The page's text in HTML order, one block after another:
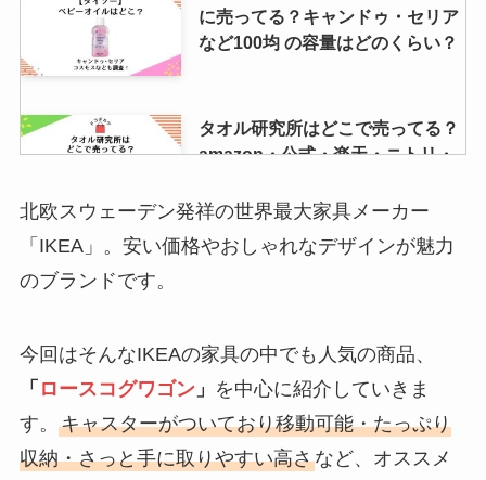
に売ってる？キャンドゥ・セリア
など100均 の容量はどのくらい？
タオル研究所はどこで売ってる？
amazon・公式・楽天・ニトリ・
ウォンカチョコはどこで買える？
販売終了なの？amazonやコスト
コでは売ってる？
北欧スウェーデン発祥の世界最大家具メーカー
「IKEA」。安い価格やおしゃれなデザインが魅力
のブランドです。
今回はそんなIKEAの家具の中でも人気の商品、
「 ロースコグワゴン 」 を中心に紹介していきま
す。 キャスターがついており移動可能・たっぷり
収納・さっと手に取りやすい高さなど、オススメ